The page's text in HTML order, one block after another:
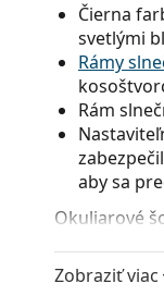
Čierna
svetlými
Rámy
Rám
aby sa
Okuliarové
Zelené
ani
Zobraziť viac